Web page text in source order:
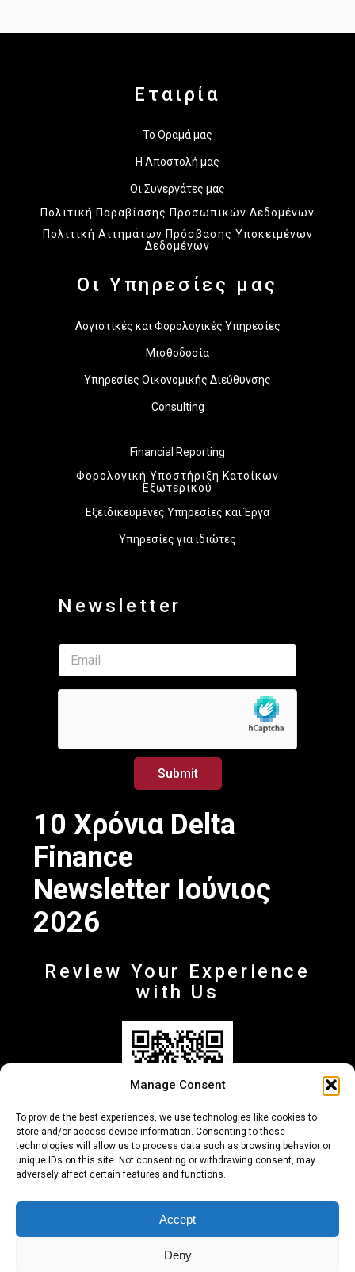
Manage Consent
To provide the best experiences, we use technologies like cookies to
store and/or access device information. Consenting to these
technologies will allow us to process data such as browsing behavior or
unique IDs on this site. Not consenting or withdrawing consent, may
adversely affect certain features and functions.
Accept
Deny
Εταιρία
Το Όραμά μας
Η Αποστολή μας
Οι Συνεργάτες μας
Πολιτική Παραβίασης Προσωπικών Δεδομένων
Πολιτική Αιτημάτων Πρόσβασης Υποκειμένων
Δεδομένων
Οι Υπηρεσίες μας
Λογιστικές και Φορολογικές Υπηρεσίες
Μισθοδοσία
Υπηρεσίες Οικονομικής Διεύθυνσης
Consulting
Financial Reporting
Φορολογική Υποστήριξη Κατοίκων
Εξωτερικού
Εξειδικευμένες Υπηρεσίες και Έργα
Υπηρεσίες για ιδιώτες
Newsletter
a
i
l
E
a
i
Submit
10 Χρόνια Delta
Finance
Newsletter Ιούνιος
2026
Review Your Experience
with Us
+30 210-6257500 info@deltafinance.gr
© 2024 Copyright - Delta Finance all rights reserved.